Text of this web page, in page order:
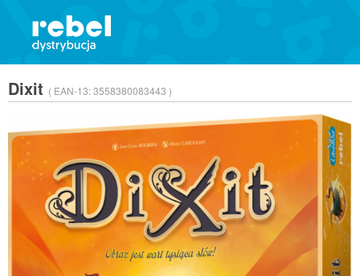
Dixit ( EAN-13:3558380083443 )